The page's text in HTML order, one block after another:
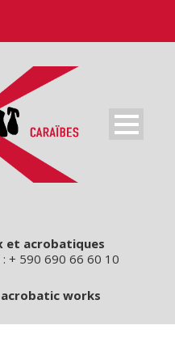
et acrobatiques
: + 590 690 66 60 10
works